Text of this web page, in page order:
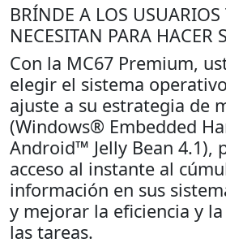
BRÍNDE A LOS
NECESITAN PARA HACER
Con la MC67 Premium,
elegir el sistema
ajuste a su estrategia de
(Windows® Embedded
Android™ Jelly Bean 4.1),
acceso al instante al
información en sus
y mejorar la eficiencia y
las tareas.